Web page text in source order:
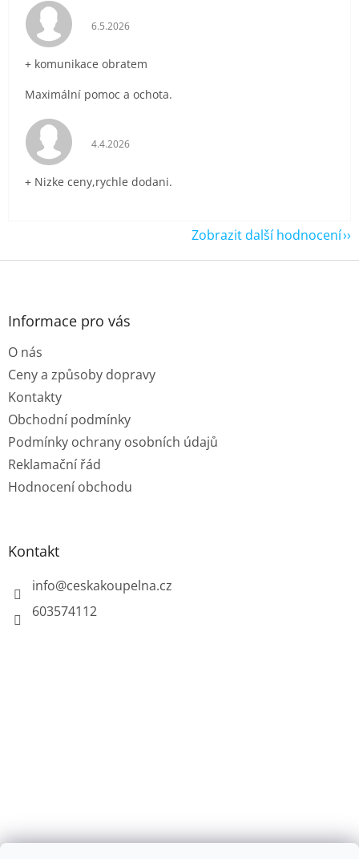
Hodnocení obchodu je 5 z 5 hvězdiček.
6.5.2026
+ komunikace obratem
Maximální pomoc a ochota.
Hodnocení obchodu je 5 z 5 hvězdiček.
4.4.2026
+ Nizke ceny,rychle dodani.
Zobrazit další hodnocení
Z
Informace pro vás
O nás
Ceny a způsoby dopravy
Kontakty
Obchodní podmínky
Podmínky ochrany osobních údajů
Reklamační řád
Hodnocení obchodu
Kontakt
info@ceskakoupelna.cz
603574112